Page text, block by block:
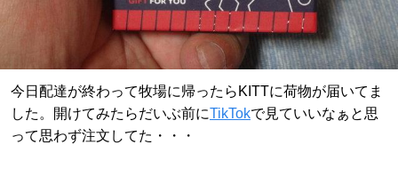
今日配達が終わって牧場に帰ったらKITTに荷物が届いてま
した。開けてみたらだいぶ前にTikTokで見ていいなぁと思
って思わず注文してた・・・